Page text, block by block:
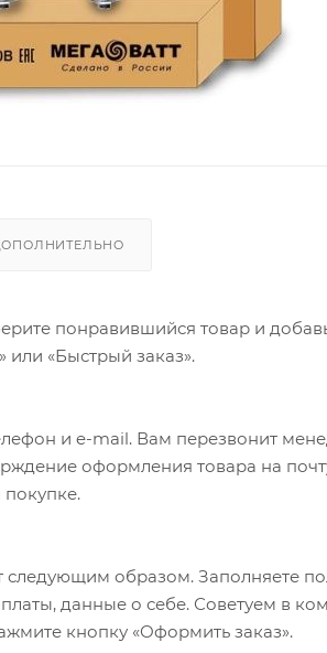
понравившийся товар и
«Быстрый заказ».
и e-mail. Вам перезвонит
оформления товара на
покупке.
образом. Заполняете
данные о себе. Советуем в
кнопку «Оформить заказ».